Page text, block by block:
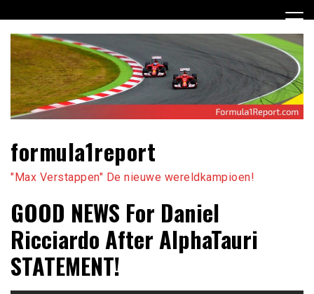
naar
inhoud
formula1report
"Max Verstappen" De nieuwe wereldkampioen!
GOOD NEWS For Daniel
Ricciardo After AlphaTauri
STATEMENT!